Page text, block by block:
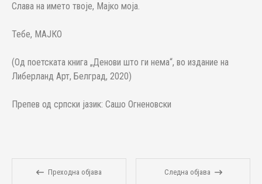
Слава на името твоје, Мајко моја.
Тебе, МАЈКО
(Од поетската книга „Денови што ги нема“, во издание на
Либерланд Арт, Белград, 2020)
Препев од српски јазик: Сашо Огненовски
Преходна објава Следна објава